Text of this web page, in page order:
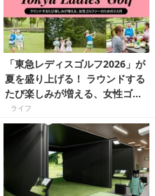
「東急レディスゴルフ2026」が
夏を盛り上げる！ ラウンドする
たび楽しみが増える、女性ゴル
ファーのための3カ月【名門コー
スでプレーして宮古島へのチャ
ンスも♪】
ライフ